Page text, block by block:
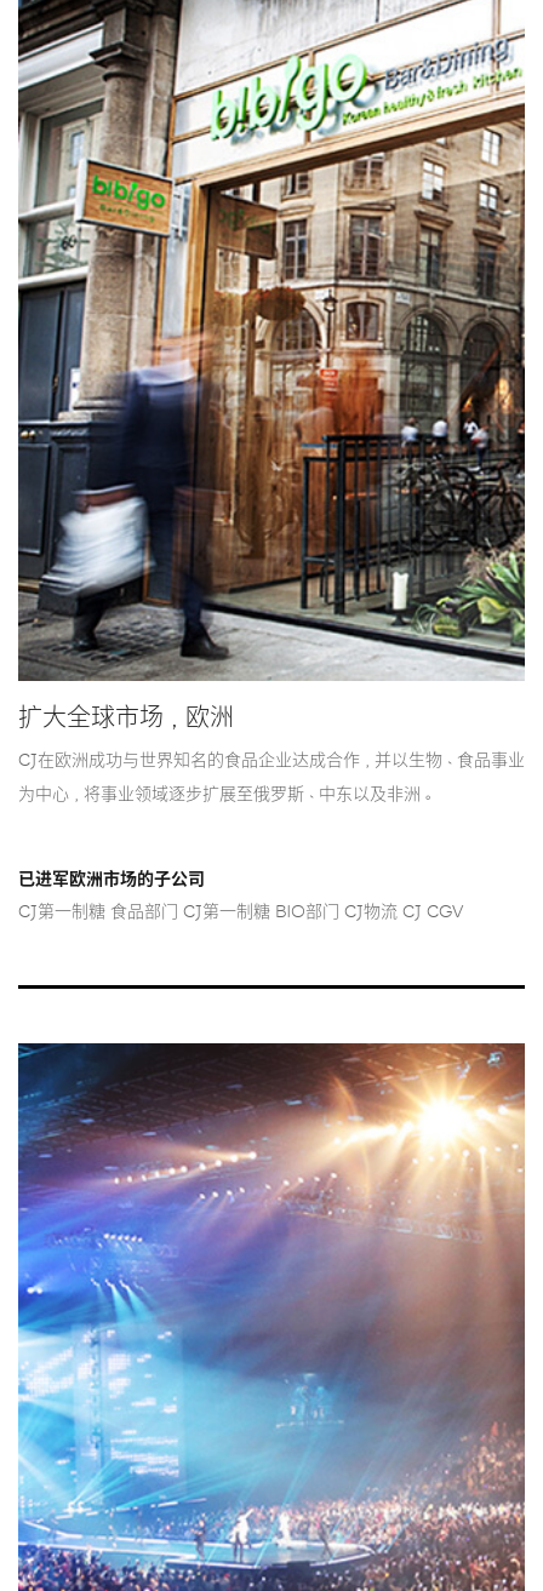
扩大全球市场，欧洲
CJ在欧洲成功与世界知名的食品企业达成合作，并以生物、食品事业
为中心，将事业领域逐步扩展至俄罗斯、中东以及非洲。
已进军欧洲市场的子公司
CJ第一制糖 食品部门 CJ第一制糖 BIO部门 CJ物流 CJ CGV